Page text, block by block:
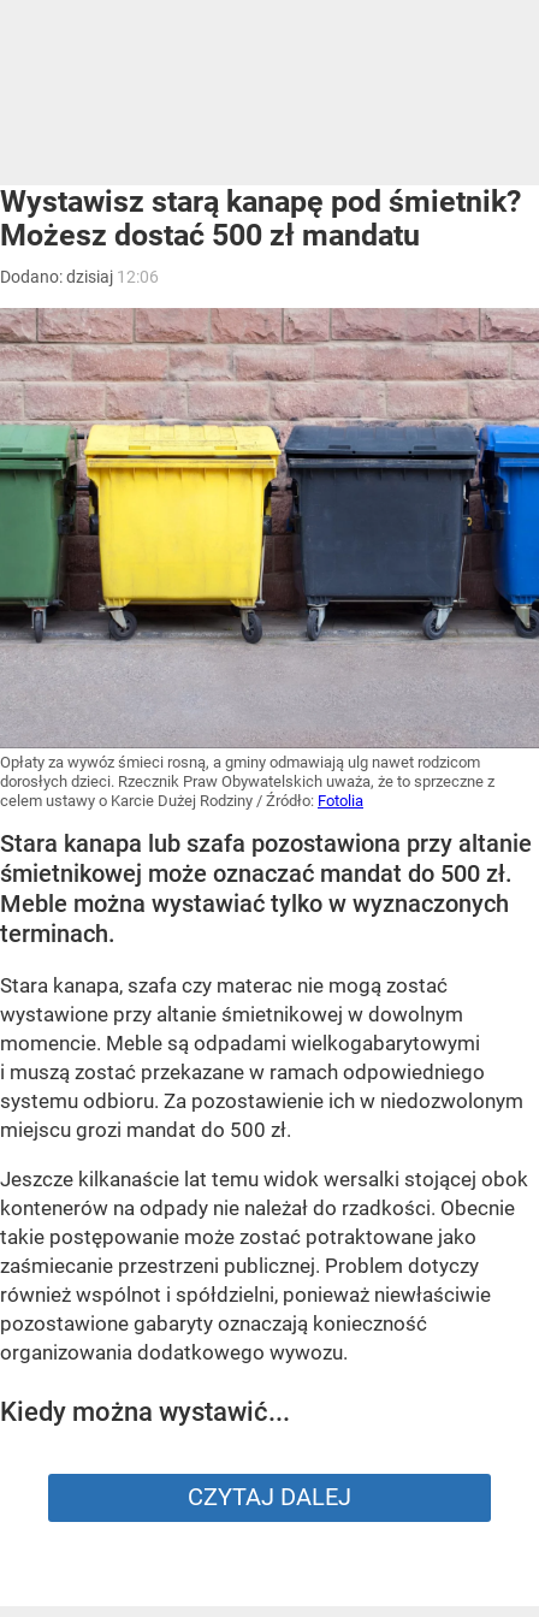
Wystawisz starą kanapę pod śmietnik?
Możesz dostać 500 zł mandatu
Dodano:dzisiaj 12:06
Opłaty za wywóz śmieci rosną, a gminy odmawiają ulg nawet rodzicom
dorosłych dzieci. Rzecznik Praw Obywatelskich uważa, że to sprzeczne z
celem ustawy o Karcie Dużej Rodziny / Źródło: Fotolia
Stara kanapa lub szafa pozostawiona przy altanie
śmietnikowej może oznaczać mandat do 500 zł.
Meble można wystawiać tylko w wyznaczonych
terminach.
Stara kanapa, szafa czy materac nie mogą zostać
wystawione przy altanie śmietnikowej w dowolnym
momencie. Meble są odpadami wielkogabarytowymi
i muszą zostać przekazane w ramach odpowiedniego
systemu odbioru. Za pozostawienie ich w niedozwolonym
miejscu grozi mandat do 500 zł.
Jeszcze kilkanaście lat temu widok wersalki stojącej obok
kontenerów na odpady nie należał do rzadkości. Obecnie
takie postępowanie może zostać potraktowane jako
zaśmiecanie przestrzeni publicznej. Problem dotyczy
również wspólnot i spółdzielni, ponieważ niewłaściwie
pozostawione gabaryty oznaczają konieczność
organizowania dodatkowego wywozu.
Kiedy można wystawić...
CZYTAJ DALEJ